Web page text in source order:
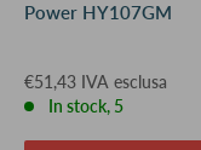
Power HY107GM
€51,43 IVA esclusa
In stock, 5